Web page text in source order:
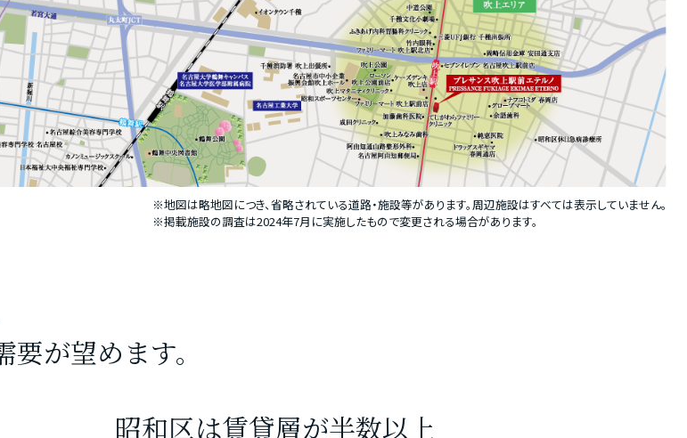
※地図は略地図につき、省略されている道路・施設等があります。周辺施設はすべては表示していません。
※掲載施設の調査は2024年7月に実施したもので変更される場合があります。
が望めます。
昭和区は賃貸層が半数以上